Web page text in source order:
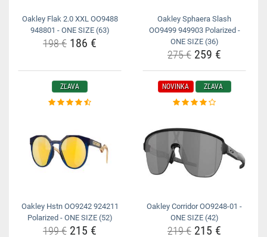
Oakley Flak 2.0 XXL OO9488
948801 - ONE SIZE (63)
198 € 186 €
Oakley Sphaera Slash
OO9499 949903 Polarized -
ONE SIZE (36)
275 € 259 €
ZĽAVA
Oakley Hstn OO9242 924211
Polarized - ONE SIZE (52)
199 € 215 €
NOVINKA ZĽAVA
Oakley Corridor OO9248-01 -
ONE SIZE (42)
219 € 215 €